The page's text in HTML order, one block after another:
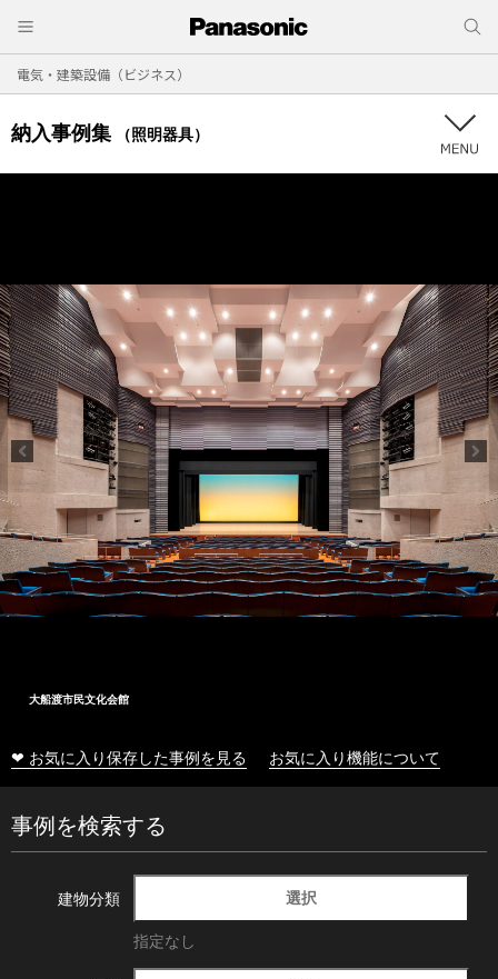
電気・建築設備（ビジネス）
納入事例集 （照明器具）
大船渡市民文化会館
❤ お気に入り保存した事例を見る お気に入り機能について
事例を検索する
建物分類 選択
指定なし